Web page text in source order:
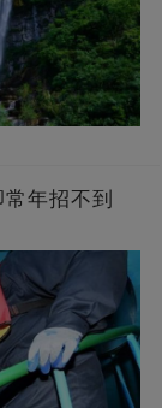
年招不到